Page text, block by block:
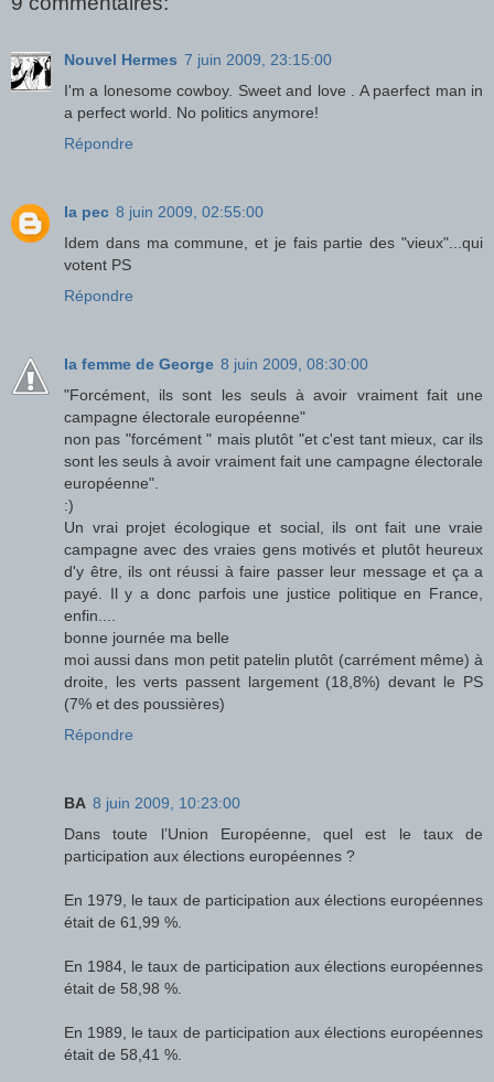
Nouvel Hermes 7 juin 2009, 23:15:00
I'm a lonesome cowboy. Sweet and love . A paerfect man in
a perfect world. No politics anymore!
Répondre
la pec 8 juin 2009, 02:55:00
Idem dans ma commune, et je fais partie des "vieux"...qui
votent PS
Répondre
la femme de George 8 juin 2009, 08:30:00
"Forcément, ils sont les seuls à avoir vraiment fait une
campagne électorale européenne"
non pas "forcément " mais plutôt "et c'est tant mieux, car ils
sont les seuls à avoir vraiment fait une campagne électorale
européenne".
:)
Un vrai projet écologique et social, ils ont fait une vraie
campagne avec des vraies gens motivés et plutôt heureux
d'y être, ils ont réussi à faire passer leur message et ça a
payé. Il y a donc parfois une justice politique en France,
enfin....
bonne journée ma belle
moi aussi dans mon petit patelin plutôt (carrément même) à
droite, les verts passent largement (18,8%) devant le PS
(7% et des poussières)
Répondre
BA 8 juin 2009, 10:23:00
Dans toute l’Union Européenne, quel est le taux de
participation aux élections européennes ?
En 1979, le taux de participation aux élections européennes
était de 61,99 %.
En 1984, le taux de participation aux élections européennes
était de 58,98 %.
En 1989, le taux de participation aux élections européennes
était de 58,41 %.